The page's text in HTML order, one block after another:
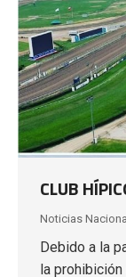
CLUB
Noticias
Debido a la
la